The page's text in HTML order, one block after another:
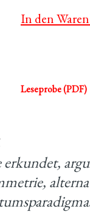
In den
Leseprobe (PDF)